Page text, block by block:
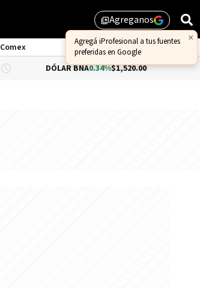
library_addAgreganos
×
Agregá iProfesional a tus fuentes
preferidas en Google
Comex
DÓLAR BNA0.34%$1,520.00 DÓLAR